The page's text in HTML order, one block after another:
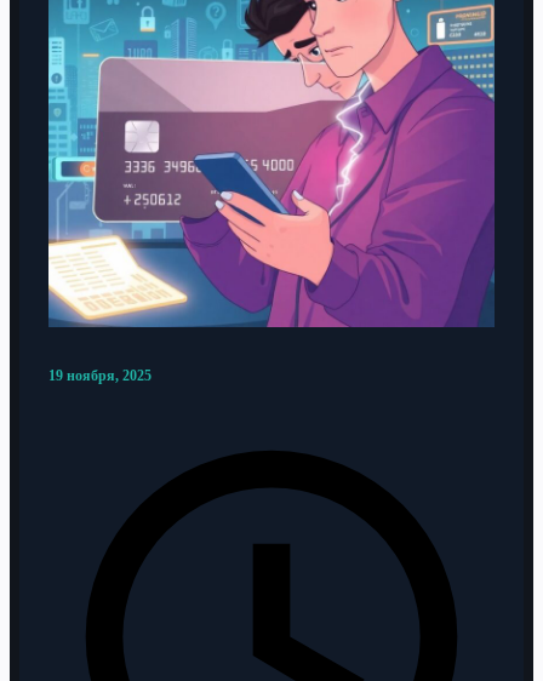
19 ноября, 2025